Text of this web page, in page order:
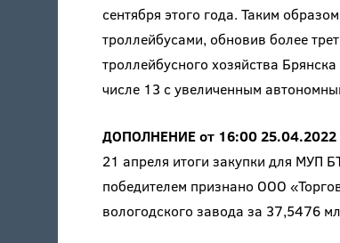
сентября этого года. Таким
троллейбусами, обновив более
троллейбусного хозяйства
числе 13 с увеличенным
ДОПОЛНЕНИЕ от 16:00 25.04.2022
21 апреля итоги закупки для МУП
победителем признано ООО
вологодского завода за 37,5476